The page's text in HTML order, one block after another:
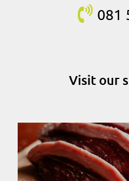
081
Visit our